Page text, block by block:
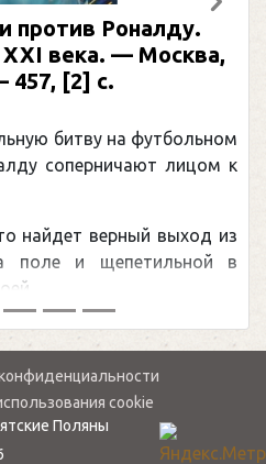
против Роналду.
века. — Москва,
457, [2] с.
битву на футбольном
соперничают лицом к
найдет верный выход из
поле и щепетильной в
...
cookie
Поляны